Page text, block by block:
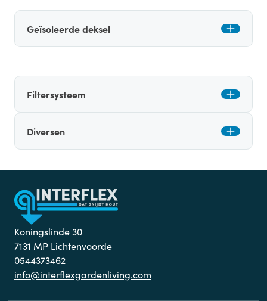
Geïsoleerde deksel
Filtersysteem
Diversen
Koningslinde 30
7131 MP Lichtenvoorde
0544373462
info@interflexgardenliving.com